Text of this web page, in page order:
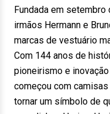
Fundada em
irmãos Hermann e
marcas de vestuário
Com 144 anos de
pioneirismo e
começou com
tornar um símbolo de